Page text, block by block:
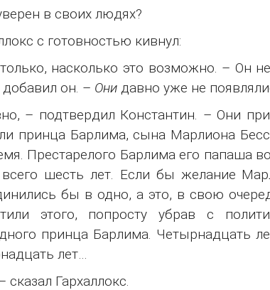
в своих людях?
с готовностью кивнул:
насколько это возможно. – Он
добавил он. – Они давно уже не
– подтвердил Константин. – Они
принца Барлима, сына Марлиона
Престарелого Барлима его папаша
шесть лет. Если бы желание
бы в одно, а это, в свою
этого, попросту убрав с
принца Барлима. Четырнадцать
лет…
сказал Гархаллокс.